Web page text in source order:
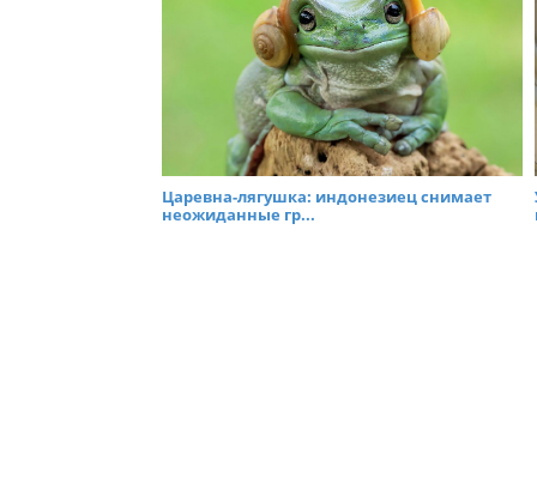
Царевна-лягушка: индонезиец снимает
неожиданные гр...